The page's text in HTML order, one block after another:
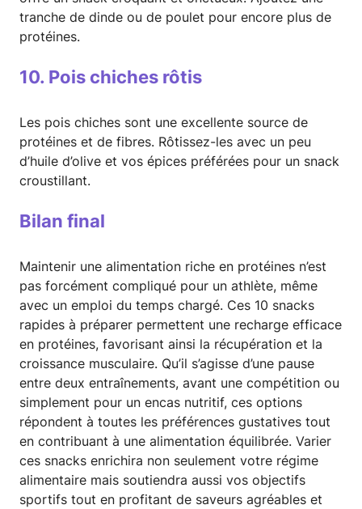
tranche de dinde ou de poulet pour encore plus de
protéines.
10. Pois chiches rôtis
Les pois chiches sont une excellente source de
protéines et de fibres. Rôtissez-les avec un peu
d’huile d’olive et vos épices préférées pour un snack
croustillant.
Bilan final
Maintenir une alimentation riche en protéines n’est
pas forcément compliqué pour un athlète, même
avec un emploi du temps chargé. Ces 10 snacks
rapides à préparer permettent une recharge efficace
en protéines, favorisant ainsi la récupération et la
croissance musculaire. Qu’il s’agisse d’une pause
entre deux entraînements, avant une compétition ou
simplement pour un encas nutritif, ces options
répondent à toutes les préférences gustatives tout
en contribuant à une alimentation équilibrée. Varier
ces snacks enrichira non seulement votre régime
alimentaire mais soutiendra aussi vos objectifs
sportifs tout en profitant de saveurs agréables et